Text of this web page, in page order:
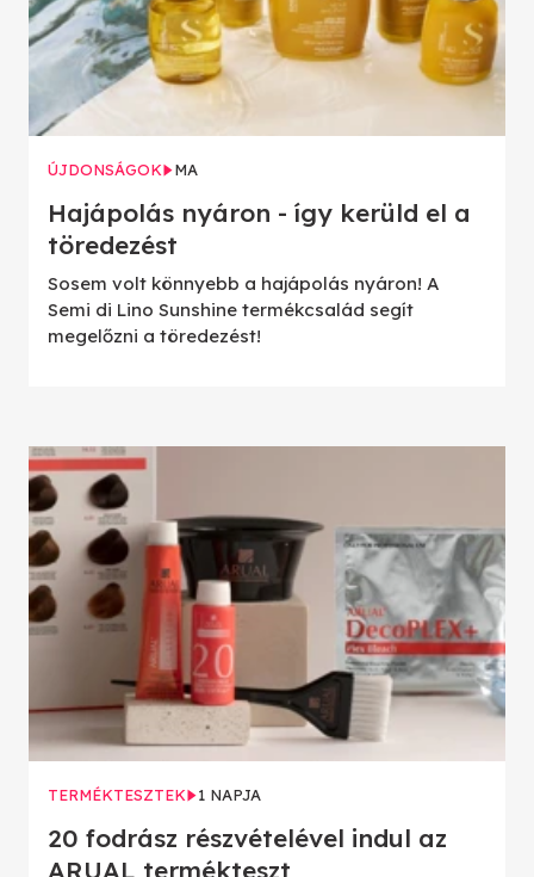
ÚJDONSÁGOK MA
Hajápolás nyáron - így kerüld el a
töredezést
Sosem volt könnyebb a hajápolás nyáron! A
Semi di Lino Sunshine termékcsalád segít
megelőzni a töredezést!
TERMÉKTESZTEK 1 NAPJA
20 fodrász részvételével indul az
ARUAL termékteszt